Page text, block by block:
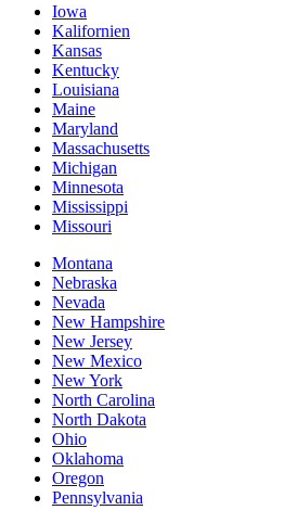
Iowa
Kalifornien
Kansas
Kentucky
Louisiana
Maine
Maryland
Massachusetts
Michigan
Minnesota
Mississippi
Missouri
Montana
Nebraska
Nevada
New Hampshire
New Jersey
New Mexico
New York
North Carolina
North Dakota
Ohio
Oklahoma
Oregon
Pennsylvania